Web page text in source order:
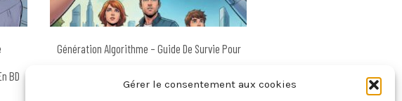
Gérer le consentement aux cookies
BD
Génération Algorithme – Guide De Survie Pour